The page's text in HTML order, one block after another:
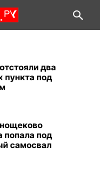
два
пункта под
попала под
самосвал